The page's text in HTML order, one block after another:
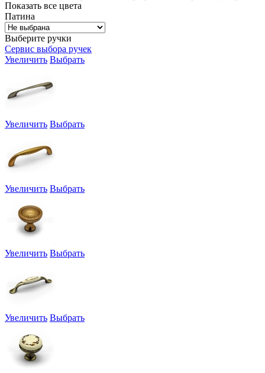
Показать все цвета
Патина
Выберите ручки
Сервис выбора ручек
Увеличить Выбрать
Увеличить Выбрать
Увеличить Выбрать
Увеличить Выбрать
Увеличить Выбрать